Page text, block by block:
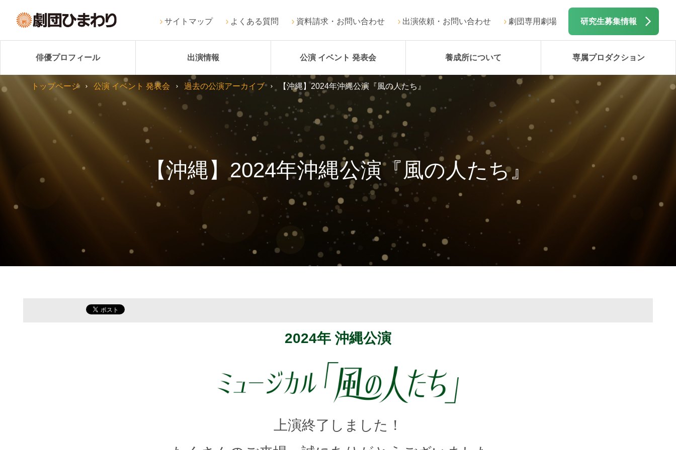
サイトマップ よくある質問 資料請求・お問い合わせ 出演依頼・お問い合わせ 劇団専用劇場 研究生募集情報
俳優プロフィール 出演情報 公演 イベント 発表会 養成所について 専属プロダクション
【沖縄】2024年沖縄公演『風の人たち』
トップページ 公演 イベント 発表会 過去の公演アーカイブ 【沖縄】2024年沖縄公演『風の人たち』
2024年 沖縄公演
上演終了しました！